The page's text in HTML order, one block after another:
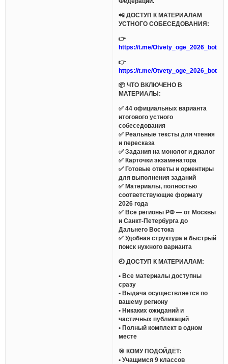
📲 ДОСТУП К МАТЕРИАЛАМ
УСТНОГО СОБЕСЕДОВАНИЯ:
👉
https://t.me/Otvety_oge_2026_bot
👉
https://t.me/Otvety_oge_2026_bot
📦 ЧТО ВКЛЮЧЕНО В
МАТЕРИАЛЫ:
✅ 44 официальных варианта
итогового устного
собеседования
✅ Реальные тексты для чтения
и пересказа
✅ Задания на монолог и диалог
✅ Карточки экзаменатора
✅ Готовые ответы и ориентиры
для выполнения заданий
✅ Материалы, полностью
соответствующие формату
2026 года
✅ Все регионы РФ — от Москвы
и Санкт-Петербурга до
Дальнего Востока
✅ Удобная структура и быстрый
поиск нужного варианта
🕘 ДОСТУП К МАТЕРИАЛАМ:
• Все материалы доступны
сразу
• Выдача осуществляется по
вашему региону
• Никаких ожиданий и
частичных публикаций
• Полный комплект в одном
месте
🎯 КОМУ ПОДОЙДЁТ:
• Учащимся 9 классов